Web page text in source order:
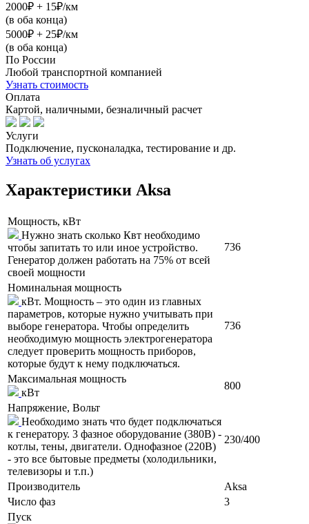
2000₽ + 15₽/км
(в оба конца)
5000₽ + 25₽/км
(в оба конца)
По России
Любой транспортной компанией
Узнать стоимость
Оплата
Картой, наличными, безналичный расчет
Услуги
Подключение, пусконаладка, тестирование и др.
Узнать об услугах
Характеристики Aksa
Мощность, кВт
Нужно знать сколько Квт необходимо
чтобы запитать то или иное устройство.
Генератор должен работать на 75% от всей
своей мощности
736
Номинальная мощность
кВт. Мощность – это один из главных
параметров, которые нужно учитывать при
выборе генератора. Чтобы определить
необходимую мощность электрогенератора
следует проверить мощность приборов,
которые будут к нему подключаться.
736
Максимальная мощность
кВт
800
Напряжение, Вольт
Необходимо знать что будет подключаться
к генератору. 3 фазное оборудование (380В) -
котлы, тены, двигатели. Однофазное (220В)
- это все бытовые предметы (холодильники,
телевизоры и т.п.)
230/400
Производитель
Aksa
Число фаз
3
Пуск